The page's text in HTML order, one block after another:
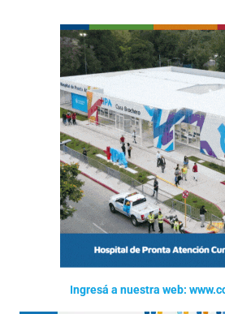
Ingresá a nuestra web: